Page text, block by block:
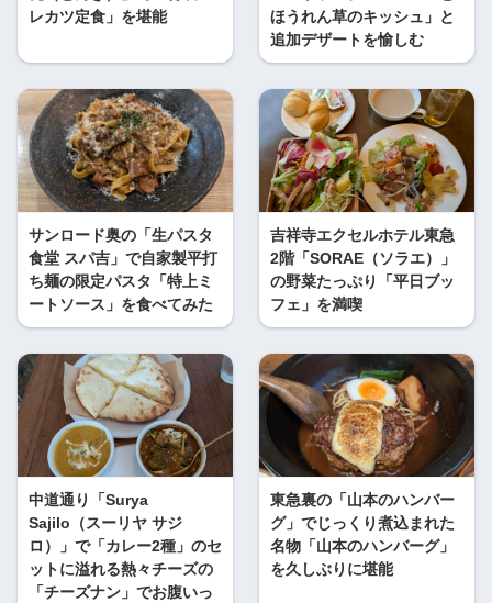
レカツ定食」を堪能
ほうれん草のキッシュ」と
追加デザートを愉しむ
サンロード奥の「生パスタ
食堂 スパ吉」で自家製平打
ち麺の限定パスタ「特上ミ
ートソース」を食べてみた
吉祥寺エクセルホテル東急
2階「SORAE（ソラエ）」
の野菜たっぷり「平日ブッ
フェ」を満喫
中道通り「Surya
Sajilo（スーリヤ サジ
ロ）」で「カレー2種」のセ
ットに溢れる熱々チーズの
「チーズナン」でお腹いっ
東急裏の「山本のハンバー
グ」でじっくり煮込まれた
名物「山本のハンバーグ」
を久しぶりに堪能